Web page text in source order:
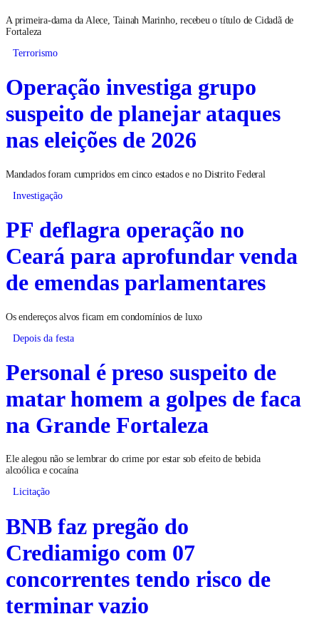
A primeira-dama da Alece, Tainah Marinho, recebeu o título de Cidadã de
Fortaleza
Terrorismo
Operação investiga grupo
suspeito de planejar ataques
nas eleições de 2026
Mandados foram cumpridos em cinco estados e no Distrito Federal
Investigação
PF deflagra operação no
Ceará para aprofundar venda
de emendas parlamentares
Os endereços alvos ficam em condomínios de luxo
Depois da festa
Personal é preso suspeito de
matar homem a golpes de faca
na Grande Fortaleza
Ele alegou não se lembrar do crime por estar sob efeito de bebida
alcoólica e cocaína
Licitação
BNB faz pregão do
Crediamigo com 07
concorrentes tendo risco de
terminar vazio